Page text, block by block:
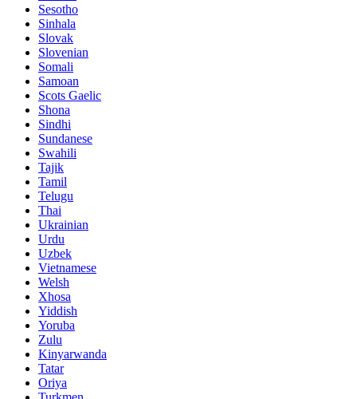
Sesotho
Sinhala
Slovak
Slovenian
Somali
Samoan
Scots Gaelic
Shona
Sindhi
Sundanese
Swahili
Tajik
Tamil
Telugu
Thai
Ukrainian
Urdu
Uzbek
Vietnamese
Welsh
Xhosa
Yiddish
Yoruba
Zulu
Kinyarwanda
Tatar
Oriya